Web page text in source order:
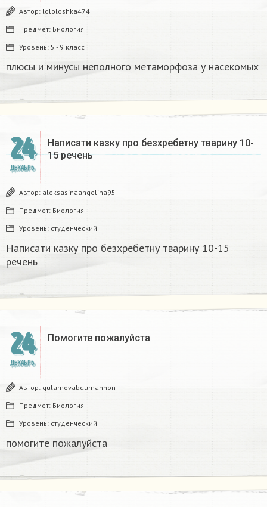
Автор: lololoshka474
Предмет: Биология
Уровень: 5 - 9 класс
плюсы и минусы неполного метаморфоза у насекомых​
24
ДЕКАБРЬ
Написати казку про безхребетну тварину 10-
15 речень​
Автор: aleksasinaangelina95
Предмет: Биология
Уровень: студенческий
Написати казку про безхребетну тварину 10-15
речень​
24
ДЕКАБРЬ
Помогите пожалуйста ​
Автор: gulamovabdumannon
Предмет: Биология
Уровень: студенческий
помогите пожалуйста ​